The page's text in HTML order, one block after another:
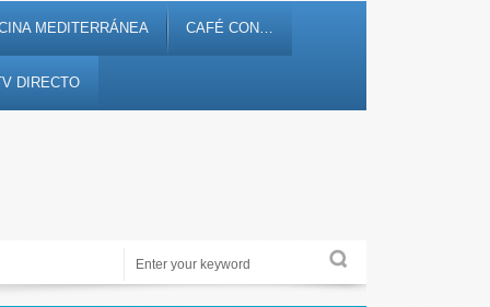
MEDITERRÁNEA CAFÉ CON…
DIRECTO
Periodismo de proximidad en 12tv.es